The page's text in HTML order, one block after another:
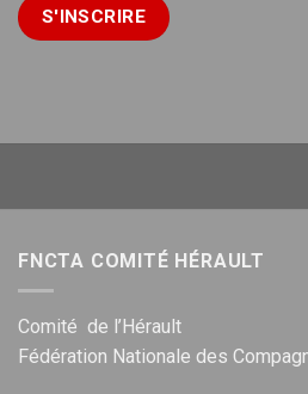
FNCTA COMITÉ HÉRAULT
Comité de l’Hérault
Fédération Nationale des